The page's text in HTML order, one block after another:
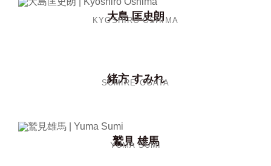
大島 匡史朗
KYOSHIRO OSHIMA
緒方 すみれ
SUMIRE OGATA
鷲見 雄馬
YUMA SUMI